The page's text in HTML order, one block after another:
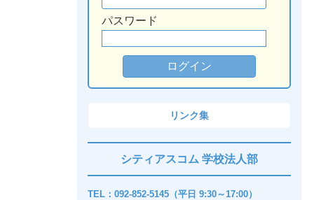
パスワード
リンク集
シティアスコム 学校法人部
TEL：092-852-5145（平日 9:30～17:00）